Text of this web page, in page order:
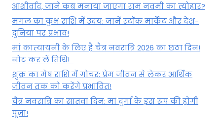
आशीर्वाद, जानें कब मनाया जाएगा राम नवमी का त्योहार?
मंगल का कुंभ राशि में उदय: जानें स्‍टॉक मार्केट और देश-
दुनिया पर प्रभाव!
मां कात्‍यायनी के लिए है चैत्र नवरात्रि 2026 का छठा दिन!
नोट कर लें तिथि!
शुक्र का मेष राशि में गोचर: प्रेम जीवन से लेकर आर्थिक
जीवन तक को करेंगे प्रभावित!
चैत्र नवरात्रि का सातवां दिन: मां दुर्गा के इस रूप की होगी
पूजा!